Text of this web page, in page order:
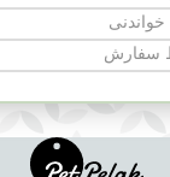
سفارش